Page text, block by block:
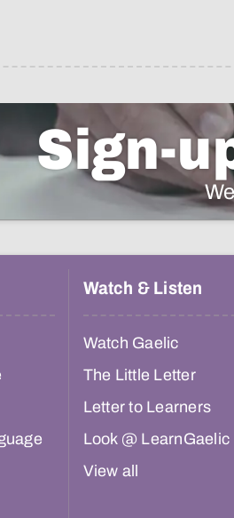
Sign-
Watch & Listen
Watch Gaelic
The Little Letter
Letter to Learners
Look @ LearnGaelic
View all